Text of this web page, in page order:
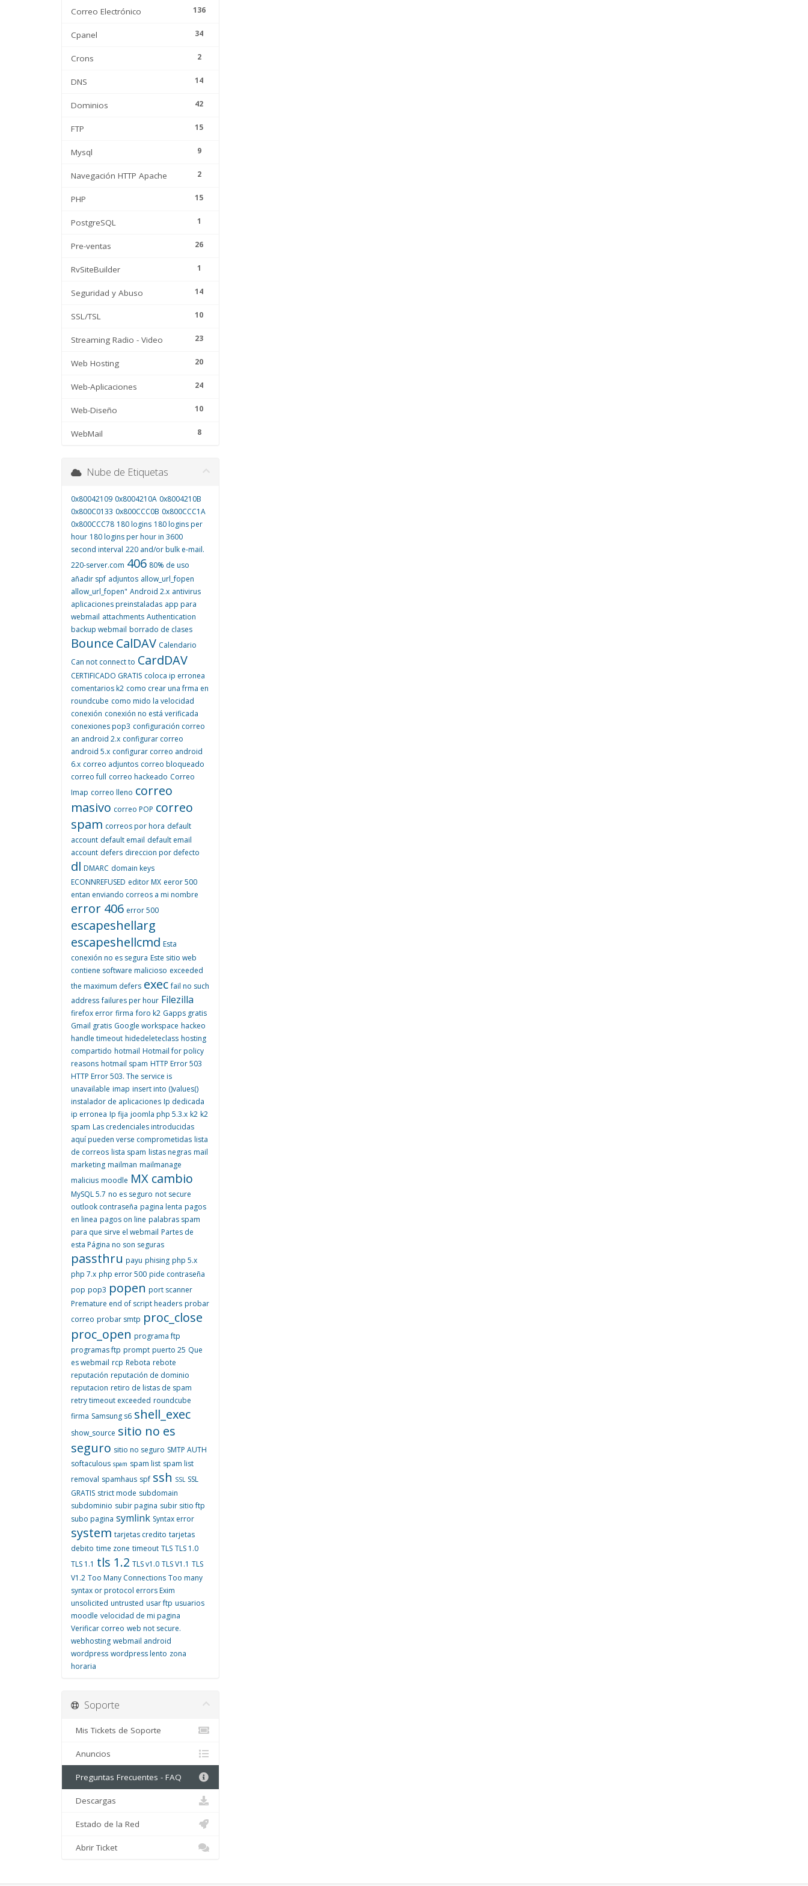
136
Correo Electrónico
34
Cpanel
2
Crons
14
DNS
42
Dominios
15
FTP
9
Mysql
2
Navegación HTTP Apache
15
PHP
1
PostgreSQL
26
Pre-ventas
1
RvSiteBuilder
14
Seguridad y Abuso
10
SSL/TSL
23
Streaming Radio - Video
20
Web Hosting
24
Web-Aplicaciones
10
Web-Diseño
8
WebMail
Nube de Etiquetas
0x80042109 0x8004210A 0x8004210B
0x800C0133 0x800CCC0B 0x800CCC1A
0x800CCC78 180 logins 180 logins per
hour 180 logins per hour in 3600
second interval 220 and/or bulk e-mail.
220-server.com 406 80% de uso
añadir spf adjuntos allow_url_fopen
allow_url_fopen" Android 2.x antivirus
aplicaciones preinstaladas app para
webmail attachments Authentication
backup webmail borrado de clases
Bounce CalDAV Calendario
Can not connect to CardDAV
CERTIFICADO GRATIS coloca ip erronea
comentarios k2 como crear una frma en
roundcube como mido la velocidad
conexión conexión no está verificada
conexiones pop3 configuración correo
an android 2.x configurar correo
android 5.x configurar correo android
6.x correo adjuntos correo bloqueado
correo full correo hackeado Correo
Imap correo lleno correo
masivo correo POP correo
spam correos por hora default
account default email default email
account defers direccion por defecto
dl DMARC domain keys
ECONNREFUSED editor MX eeror 500
entan enviando correos a mi nombre
error 406 error 500
escapeshellarg
escapeshellcmd Esta
conexión no es segura Este sitio web
contiene software malicioso exceeded
the maximum defers exec fail no such
address failures per hour Filezilla
firefox error firma foro k2 Gapps gratis
Gmail gratis Google workspace hackeo
handle timeout hidedeleteclass hosting
compartido hotmail Hotmail for policy
reasons hotmail spam HTTP Error 503
HTTP Error 503. The service is
unavailable imap insert into ()values()
instalador de aplicaciones Ip dedicada
ip erronea Ip fija joomla php 5.3.x k2 k2
spam Las credenciales introducidas
aquí pueden verse comprometidas lista
de correos lista spam listas negras mail
marketing mailman mailmanage
malicius moodle MX cambio
MySQL 5.7 no es seguro not secure
outlook contraseña pagina lenta pagos
en linea pagos on line palabras spam
para que sirve el webmail Partes de
esta Página no son seguras
passthru payu phising php 5.x
php 7.x php error 500 pide contraseña
pop pop3 popen port scanner
Premature end of script headers probar
correo probar smtp proc_close
proc_open programa ftp
programas ftp prompt puerto 25 Que
es webmail rcp Rebota rebote
reputación reputación de dominio
reputacion retiro de listas de spam
retry timeout exceeded roundcube
firma Samsung s6 shell_exec
show_source sitio no es
seguro sitio no seguro SMTP AUTH
softaculous spam spam list spam list
removal spamhaus spf ssh SSL SSL
GRATIS strict mode subdomain
subdominio subir pagina subir sitio ftp
subo pagina symlink Syntax error
system tarjetas credito tarjetas
debito time zone timeout TLS TLS 1.0
TLS 1.1 tls 1.2 TLS v1.0 TLS V1.1 TLS
V1.2 Too Many Connections Too many
syntax or protocol errors Exim
unsolicited untrusted usar ftp usuarios
moodle velocidad de mi pagina
Verificar correo web not secure.
webhosting webmail android
wordpress wordpress lento zona
horaria
Soporte
Mis Tickets de Soporte
Anuncios
Preguntas Frecuentes - FAQ
Descargas
Estado de la Red
Abrir Ticket